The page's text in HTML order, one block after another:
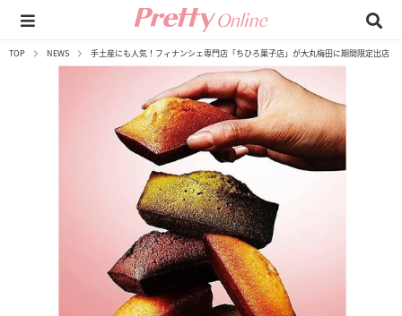
TOP NEWS 手土産にも人気！フィナンシェ専門店「ちひろ菓子店」が大丸梅田に期間限定出店